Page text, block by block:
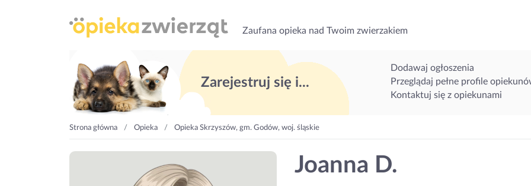
Zaufana opieka nad Twoim zwierzakiem
Zarejestruj się i...
Dodawaj ogłoszenia
Przeglądaj pełne profile
Kontaktuj się z opiekunami
Strona główna Opieka Opieka Skrzyszów, gm. Godów, woj. śląskie
Joanna D.